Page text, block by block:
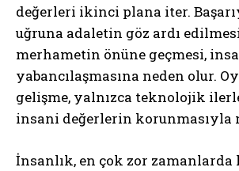
değerleri ikinci plana iter.
uğruna adaletin göz ardı
merhametin önüne geçmesi,
yabancılaşmasına neden olur.
gelişme, yalnızca teknolojik
insani değerlerin korunmasıyla
İnsanlık, en çok zor